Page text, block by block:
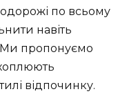
по всьому
навіть
Ми пропонуємо
відпочинку.